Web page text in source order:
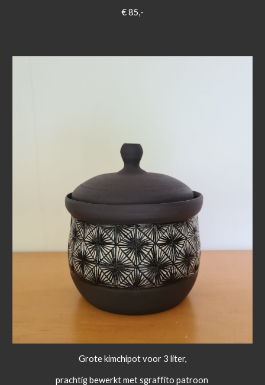
€ 85,-
Grote kimchipot voor 3 liter,
prachtig bewerkt met sgraffito patroon